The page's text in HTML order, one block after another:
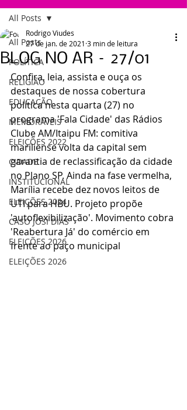
All Posts
POLÍTICA
RELIGIÃO
EDUCAÇÃO
MEMORÁVEIS
ELEIÇÕES 2022
CIDADE
INSTITUCIONAL
ELEIÇÕES 2024
CASO JOSI DIAS
ELEIÇÕES 2026
ELEIÇÕES 2026
All Posts
BLOG NO AR – 27/01
Rodrigo Viudes
27 de jan. de 2021 3 min de leitura
Confira, leia, assista e ouça os
destaques de nossa cobertura
política nesta quarta (27) no
programa 'Fala Cidade' das Rádios
Clube AM/Itaipu FM: comitiva
mariliense volta da capital sem
garantia de reclassificação da cidade
no Plano SP. Ainda na fase vermelha,
Marília recebe dez novos leitos de
UTI para HBU. Projeto propõe
'autoflexibilização'. Movimento cobra
'Reabertura Já' do comércio em
frente ao paço municipal